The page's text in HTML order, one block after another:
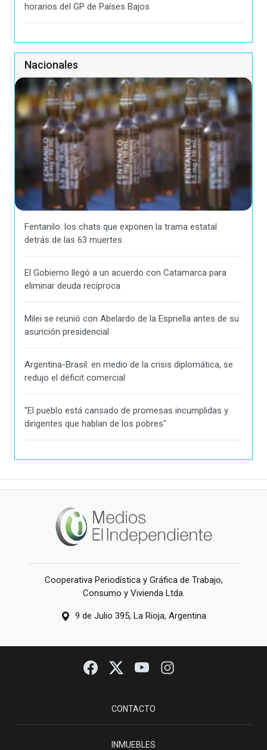
horarios del GP de Países Bajos
Nacionales
Fentanilo: los chats que exponen la trama estatal
detrás de las 63 muertes
El Gobierno llegó a un acuerdo con Catamarca para
eliminar deuda recíproca
Milei se reunió con Abelardo de la Espriella antes de su
asunción presidencial
Argentina-Brasil: en medio de la crisis diplomática, se
redujo el déficit comercial
"El pueblo está cansado de promesas incumplidas y
dirigentes que hablan de los pobres"
Cooperativa Periodística y Gráfica de Trabajo,
Consumo y Vivienda Ltda.
9 de Julio 395, La Rioja, Argentina
CONTACTO
INMUEBLES